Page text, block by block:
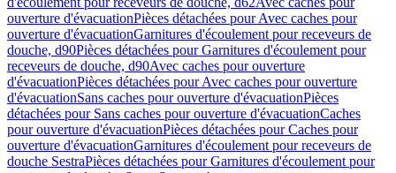
ouverture d'évacuationPièces détachées pour Avec caches pour
ouverture d'évacuationGarnitures d'écoulement pour receveurs de
douche, d90Pièces détachées pour Garnitures d'écoulement pour
receveurs de douche, d90Avec caches pour ouverture
d'évacuationPièces détachées pour Avec caches pour ouverture
d'évacuationSans caches pour ouverture d'évacuationPièces
détachées pour Sans caches pour ouverture d'évacuationCaches
pour ouverture d'évacuationPièces détachées pour Caches pour
ouverture d'évacuationGarnitures d'écoulement pour receveurs de
douche SestraPièces détachées pour Garnitures d'écoulement pour